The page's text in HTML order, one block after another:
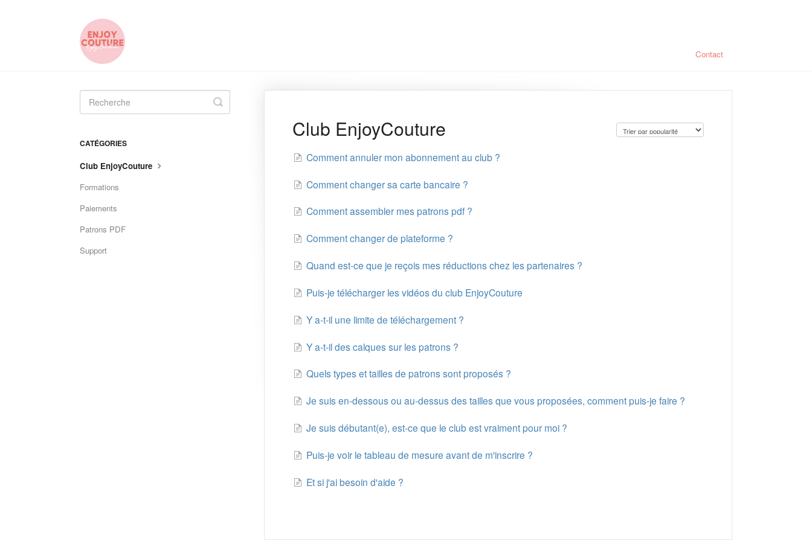
Contact
Club EnjoyCouture
Comment annuler mon abonnement au club ?
Comment changer sa carte bancaire ?
Comment assembler mes patrons pdf ?
Comment changer de plateforme ?
Quand est-ce que je reçois mes réductions chez les partenaires ?
Puis-je télécharger les vidéos du club EnjoyCouture
Y a-t-il une limite de téléchargement ?
Y a-t-il des calques sur les patrons ?
Quels types et tailles de patrons sont proposés ?
Je suis en-dessous ou au-dessus des tailles que vous proposées, comment puis-je faire ?
Je suis débutant(e), est-ce que le club est vraiment pour moi ?
Puis-je voir le tableau de mesure avant de m'inscrire ?
Et si j'ai besoin d'aide ?
Toggle
Search
CATÉGORIES
Club EnjoyCouture
Formations
Paiements
Patrons PDF
Support